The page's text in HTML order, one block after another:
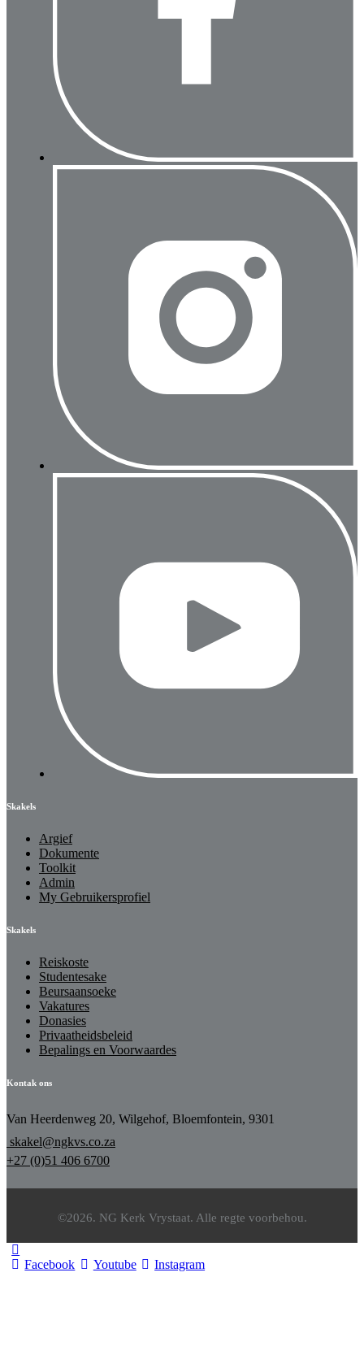
Skakels
Argief
Dokumente
Toolkit
Admin
My Gebruikersprofiel
Skakels
Reiskoste
Studentesake
Beursaansoeke
Vakatures
Donasies
Privaatheidsbeleid
Bepalings en Voorwaardes
Kontak ons
Van Heerdenweg 20, Wilgehof, Bloemfontein, 9301
skakel@ngkvs.co.za
+27 (0)51 406 6700
©2026. NG Kerk Vrystaat. Alle regte voorbehou.
Facebook Youtube Instagram